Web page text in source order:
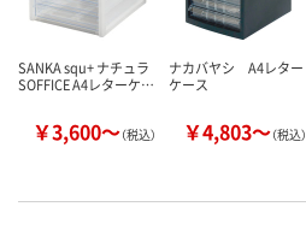
SANKA squ+ ナチュラ
SOFFICE A4レターケ…
￥3,600～（税込）
ナカバヤシ A4レター
ケース
￥4,803～（税込）